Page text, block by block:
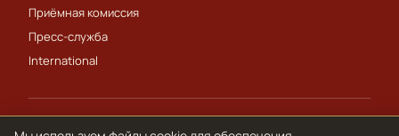
Приёмная комиссия
Пресс-служба
International
© 1918–2026 ФГАОУ ВО «КФУ им. В. И. Вернадского»